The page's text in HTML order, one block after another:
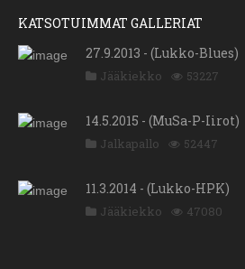
KATSOTUIMMAT GALLERIAT
27.9.2013 - (Lukko-Blues)
Jääkiekko 53227
14.5.2015 - (MuSa-P-Iirot)
Jalkapallo 52447
11.3.2014 - (Lukko-HPK)
Jääkiekko 47080